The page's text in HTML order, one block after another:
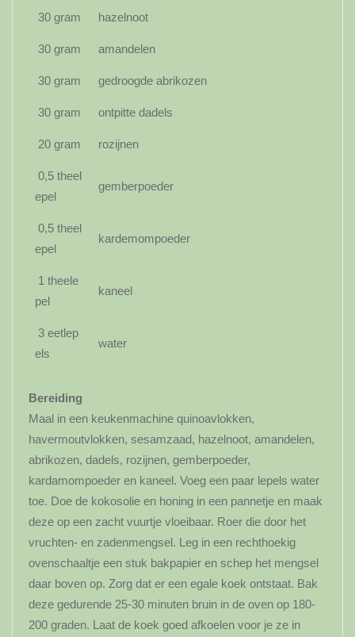
30 gram hazelnoot
30 gram amandelen
30 gram gedroogde abrikozen
30 gram ontpitte dadels
20 gram rozijnen
0,5 theel
epel
gemberpoeder
0,5 theel
epel
kardemompoeder
1 theele
pel
kaneel
3 eetlep
els
water
Bereiding
Maal in een keukenmachine quinoavlokken,
havermoutvlokken, sesamzaad, hazelnoot, amandelen,
abrikozen, dadels, rozijnen, gemberpoeder,
kardamompoeder en kaneel. Voeg een paar lepels water
toe. Doe de kokosolie en honing in een pannetje en maak
deze op een zacht vuurtje vloeibaar. Roer die door het
vruchten- en zadenmengsel. Leg in een rechthoekig
ovenschaaltje een stuk bakpapier en schep het mengsel
daar boven op. Zorg dat er een egale koek ontstaat. Bak
deze gedurende 25-30 minuten bruin in de oven op 180-
200 graden. Laat de koek goed afkoelen voor je ze in